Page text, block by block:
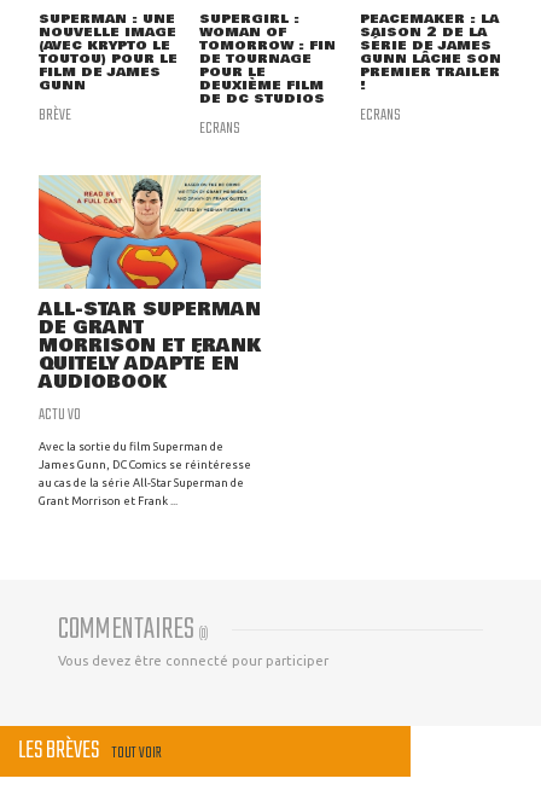
SUPERMAN : UNE
NOUVELLE IMAGE
(AVEC KRYPTO LE
TOUTOU) POUR LE
FILM DE JAMES
GUNN
BRÈVE
SUPERGIRL :
WOMAN OF
TOMORROW : FIN
DE TOURNAGE
POUR LE
DEUXIÈME FILM
DE DC STUDIOS
ECRANS
PEACEMAKER : LA
SAISON 2 DE LA
SÉRIE DE JAMES
GUNN LÂCHE SON
PREMIER TRAILER
!
ECRANS
ALL-STAR SUPERMAN
DE GRANT
MORRISON ET FRANK
QUITELY ADAPTÉ EN
AUDIOBOOK
ACTU VO
Avec la sortie du film Superman de
James Gunn, DC Comics se réintéresse
au cas de la série All-Star Superman de
Grant Morrison et Frank ...
COMMENTAIRES (0)
Vous devez être connecté pour participer
LES BRÈVES TOUT VOIR